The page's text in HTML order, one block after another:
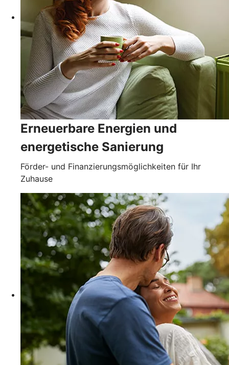
Erneuerbare Energien und
energetische Sanierung
Förder- und Finanzierungsmöglichkeiten für Ihr
Zuhause